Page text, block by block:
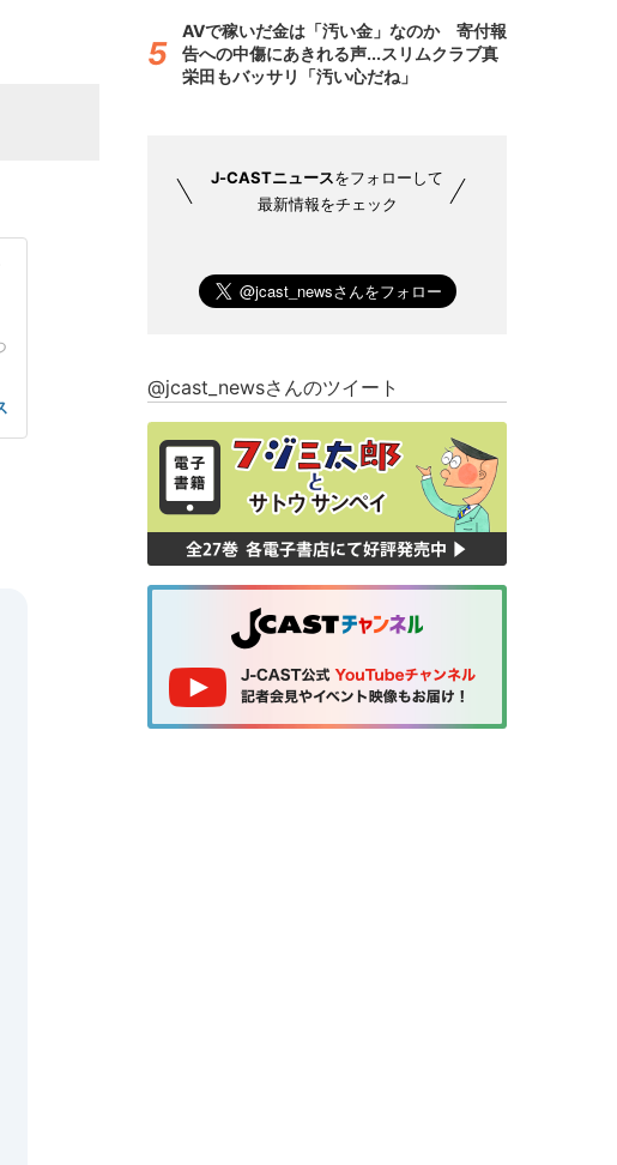
AVで稼いだ金は「汚い金」なのか 寄付報
告への中傷にあきれる声...スリムクラブ真
栄田もバッサリ「汚い心だね」
J-CASTニュースをフォローして
最新情報をチェック
@jcast_newsさんのツイート